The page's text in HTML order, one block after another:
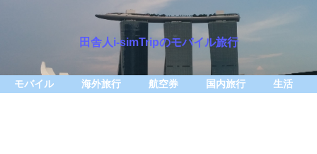
田舎人i-simTripのモバイル旅行
モバイル 海外旅行 航空券 国内旅行 生活